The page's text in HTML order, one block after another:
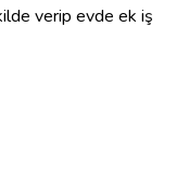
verip evde ek iş